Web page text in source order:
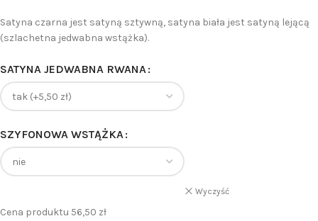
Satyna czarna jest satyną sztywną, satyna biała jest satyną lejącą
(szlachetna jedwabna wstążka).
SATYNA JEDWABNA RWANA
SZYFONOWA WSTĄŻKA
Wyczyść
Cena produktu 56,50 zł